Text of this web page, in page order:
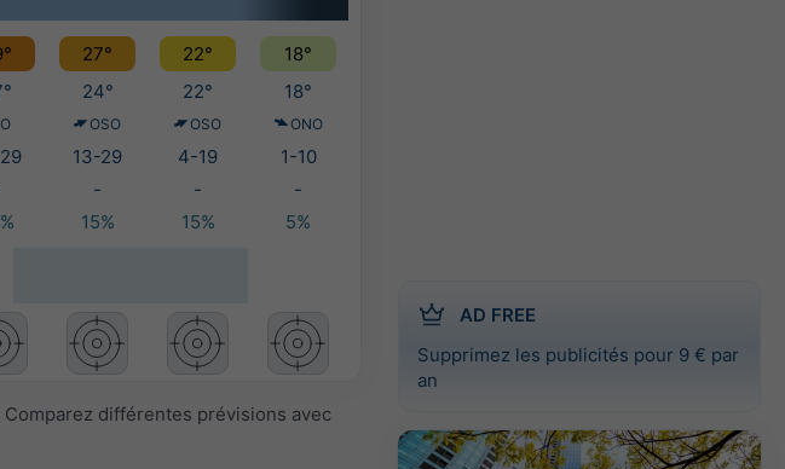
AD FREE
Supprimez les publicités pour 9 € par
an
27° 22°
18°
24° 22° 18°
O OSO OSO ONO
13-29 4-19
1-10
- -
-
15% 15% 5%
différentes prévisions avec